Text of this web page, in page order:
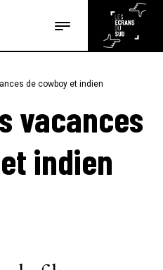
de cowboy et indien
vacances
indien